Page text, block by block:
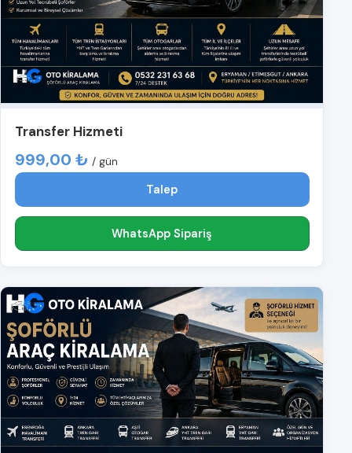
Transfer Hizmeti
999,00 ₺ / gün
Talep
WhatsApp Sipariş